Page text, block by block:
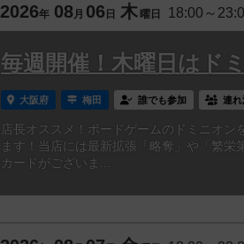
2026年 08 月 06 日 木 曜日 18:00～
毎週開催！木曜日はド
大阪府 梅田 誰でも参加 連れ
店長オススメ！ボードゲームのドミニオ
ます！当店には最新拡張「略奪」や「繁
カードがございま...